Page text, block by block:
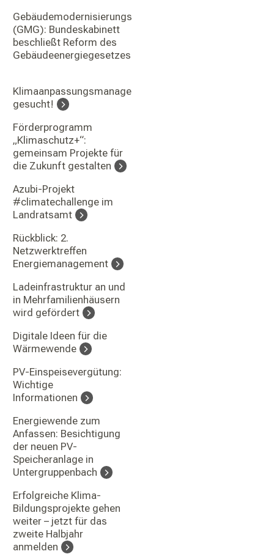
Gebäudemodernisierungsgesetz
(GMG): Bundeskabinett
beschließt Reform des
Gebäudeenergiegesetzes
Klimaanpassungsmanager:in
gesucht!
Förderprogramm
„Klimaschutz+“:
gemeinsam Projekte für
die Zukunft gestalten
Azubi-Projekt
#climatechallenge im
Landratsamt
Rückblick: 2.
Netzwerktreffen
Energiemanagement
Ladeinfrastruktur an und
in Mehrfamilienhäusern
wird gefördert
Digitale Ideen für die
Wärmewende
PV-Einspeisevergütung:
Wichtige
Informationen
Energiewende zum
Anfassen: Besichtigung
der neuen PV-
Speicheranlage in
Untergruppenbach
Erfolgreiche Klima-
Bildungsprojekte gehen
weiter – jetzt für das
zweite Halbjahr
anmelden